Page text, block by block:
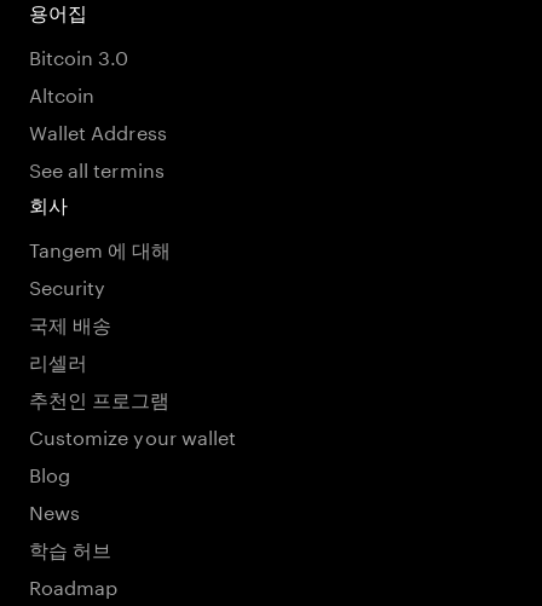
용어집
Bitcoin 3.0
Altcoin
Wallet Address
See all termins
회사
Tangem 에 대해
Security
국제 배송
리셀러
추천인 프로그램
Customize your wallet
Blog
News
학습 허브
Roadmap